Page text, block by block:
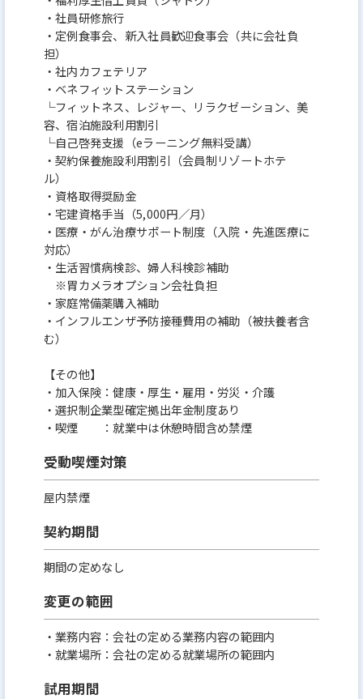
・社員研修旅行
・定例食事会、新入社員歓迎食事会（共に会社負
担）
・社内カフェテリア
・ベネフィットステーション
└フィットネス、レジャー、リラクゼーション、美
容、宿泊施設利用割引
└自己啓発支援（eラーニング無料受講）
・契約保養施設利用割引（会員制リゾートホテ
ル）
・資格取得奨励金
・宅建資格手当（5,000円／月）
・医療・がん治療サポート制度（入院・先進医療に
対応）
・生活習慣病検診、婦人科検診補助
※胃カメラオプション会社負担
・家庭常備薬購入補助
・インフルエンザ予防接種費用の補助（被扶養者含
む）
【その他】
・加入保険：健康・厚生・雇用・労災・介護
・選択制企業型確定拠出年金制度あり
・喫煙 ：就業中は休憩時間含め禁煙
受動喫煙対策
屋内禁煙
契約期間
期間の定めなし
変更の範囲
・業務内容：会社の定める業務内容の範囲内
・就業場所：会社の定める就業場所の範囲内
試用期間